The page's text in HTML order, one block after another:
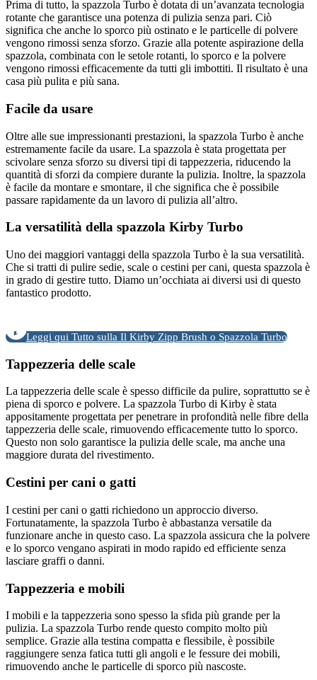
Prima di tutto, la spazzola Turbo è dotata di un’avanzata tecnologia
rotante che garantisce una potenza di pulizia senza pari. Ciò
significa che anche lo sporco più ostinato e le particelle di polvere
vengono rimossi senza sforzo. Grazie alla potente aspirazione della
spazzola, combinata con le setole rotanti, lo sporco e la polvere
vengono rimossi efficacemente da tutti gli imbottiti. Il risultato è una
casa più pulita e più sana.
Facile da usare
Oltre alle sue impressionanti prestazioni, la spazzola Turbo è anche
estremamente facile da usare. La spazzola è stata progettata per
scivolare senza sforzo su diversi tipi di tappezzeria, riducendo la
quantità di sforzi da compiere durante la pulizia. Inoltre, la spazzola
è facile da montare e smontare, il che significa che è possibile
passare rapidamente da un lavoro di pulizia all’altro.
La versatilità della spazzola Kirby Turbo
Uno dei maggiori vantaggi della spazzola Turbo è la sua versatilità.
Che si tratti di pulire sedie, scale o cestini per cani, questa spazzola è
in grado di gestire tutto. Diamo un’occhiata ai diversi usi di questo
fantastico prodotto.
Leggi qui Tutto sulla Il Kirby Zipp Brush o Spazzola Turbo
Tappezzeria delle scale
La tappezzeria delle scale è spesso difficile da pulire, soprattutto se è
piena di sporco e polvere. La spazzola Turbo di Kirby è stata
appositamente progettata per penetrare in profondità nelle fibre della
tappezzeria delle scale, rimuovendo efficacemente tutto lo sporco.
Questo non solo garantisce la pulizia delle scale, ma anche una
maggiore durata del rivestimento.
Cestini per cani o gatti
I cestini per cani o gatti richiedono un approccio diverso.
Fortunatamente, la spazzola Turbo è abbastanza versatile da
funzionare anche in questo caso. La spazzola assicura che la polvere
e lo sporco vengano aspirati in modo rapido ed efficiente senza
lasciare graffi o danni.
Tappezzeria e mobili
I mobili e la tappezzeria sono spesso la sfida più grande per la
pulizia. La spazzola Turbo rende questo compito molto più
semplice. Grazie alla testina compatta e flessibile, è possibile
raggiungere senza fatica tutti gli angoli e le fessure dei mobili,
rimuovendo anche le particelle di sporco più nascoste.